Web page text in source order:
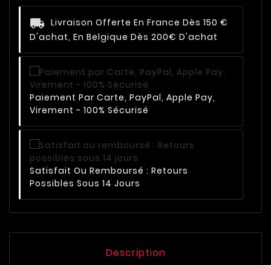
Livraison Offerte En France Dès 150 €
D'achat, En Belgique Dès 200€ D'achat
Paiement Par Carte, PayPal, Apple Pay,
Virement - 100% Sécurisé
Satisfait Ou Remboursé : Retours
Possibles Sous 14 Jours
Description